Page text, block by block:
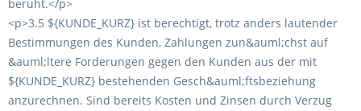
beruht.</p>
<p>3.5 ${KUNDE_KURZ} ist berechtigt, trotz anders lautender
Bestimmungen des Kunden, Zahlungen zun&auml;chst auf
&auml;ltere Forderungen gegen den Kunden aus der mit
${KUNDE_KURZ} bestehenden Gesch&auml;ftsbeziehung
anzurechnen. Sind bereits Kosten und Zinsen durch Verzug